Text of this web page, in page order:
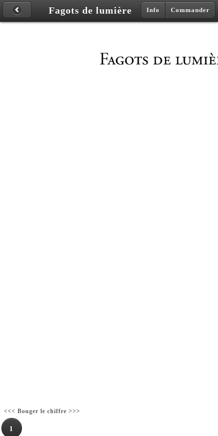
Fagots de lumière Info Commander
<<< Bouger le chiffre >>>
1